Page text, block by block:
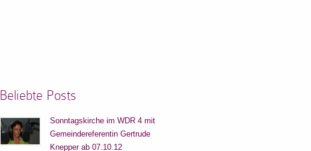
Beliebte Posts
Sonntagskirche im WDR 4 mit
Gemeindereferentin Gertrude
Knepper ab 07.10.12